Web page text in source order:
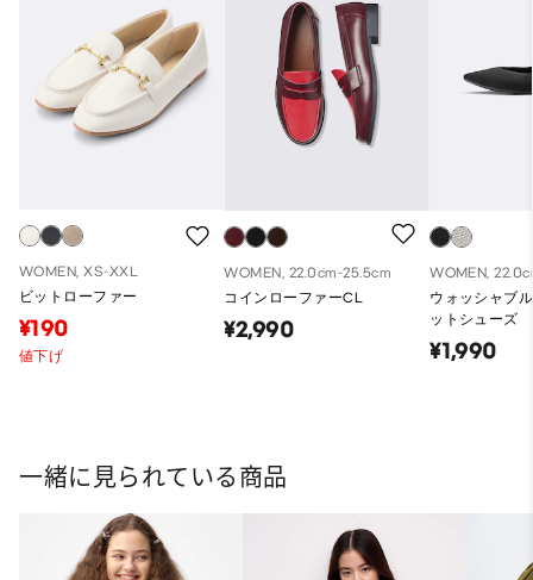
WOMEN, XS-XXL
ビットローファー
¥190
値下げ
WOMEN, 22.0cm-25.5cm
コインローファーCL
¥2,990
WOMEN,
ウォッシャブ
ットシューズ
¥1,990
一緒に見られている商品